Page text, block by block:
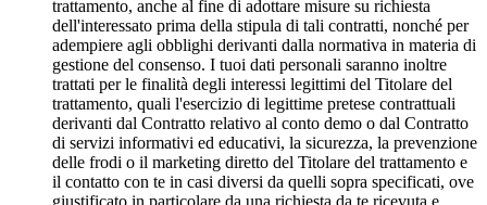
trattamento, anche al fine di adottare misure su richiesta
dell'interessato prima della stipula di tali contratti, nonché per
adempiere agli obblighi derivanti dalla normativa in materia di
gestione del consenso. I tuoi dati personali saranno inoltre
trattati per le finalità degli interessi legittimi del Titolare del
trattamento, quali l'esercizio di legittime pretese contrattuali
derivanti dal Contratto relativo al conto demo o dal Contratto
di servizi informativi ed educativi, la sicurezza, la prevenzione
delle frodi o il marketing diretto del Titolare del trattamento e
il contatto con te in casi diversi da quelli sopra specificati, ove
giustificato in particolare da una richiesta da te ricevuta e